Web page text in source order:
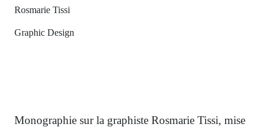
Rosmarie Tissi
Graphic Design
Monographie sur la graphiste Rosmarie Tissi, mise